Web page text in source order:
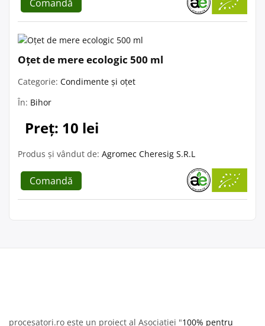
Comandă
Oțet de mere ecologic 500 ml
Categorie: Condimente și oțet
În: Bihor
Preț: 10 lei
Produs și vândut de: Agromec Cheresig S.R.L
Comandă
procesatori.ro este un proiect al Asociației "100% pentru